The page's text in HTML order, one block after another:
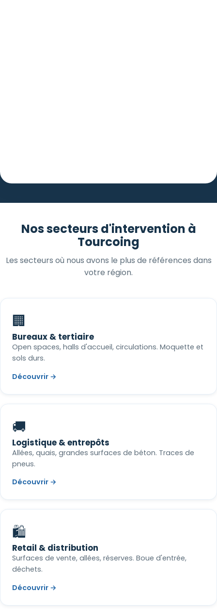
Nos secteurs d'intervention à
Tourcoing
Les secteurs où nous avons le plus de références dans
votre région.
🏢
Bureaux & tertiaire
Open spaces, halls d'accueil, circulations. Moquette et
sols durs.
Découvrir →
🚚
Logistique & entrepôts
Allées, quais, grandes surfaces de béton. Traces de
pneus.
Découvrir →
🛍️
Retail & distribution
Surfaces de vente, allées, réserves. Boue d'entrée,
déchets.
Découvrir →